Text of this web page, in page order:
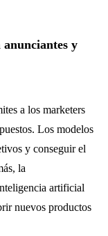
y
a los marketers
Los modelos
y conseguir el
la
artificial
nuevos productos